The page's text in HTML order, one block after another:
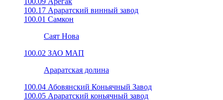
100.17 Араратский винный завод
100.01 Самкон
Саят Нова
100.02 ЗАО МАП
Араратская долина
100.04 Абовянский Коньячный Завод
100.05 Араратский коньячный завод